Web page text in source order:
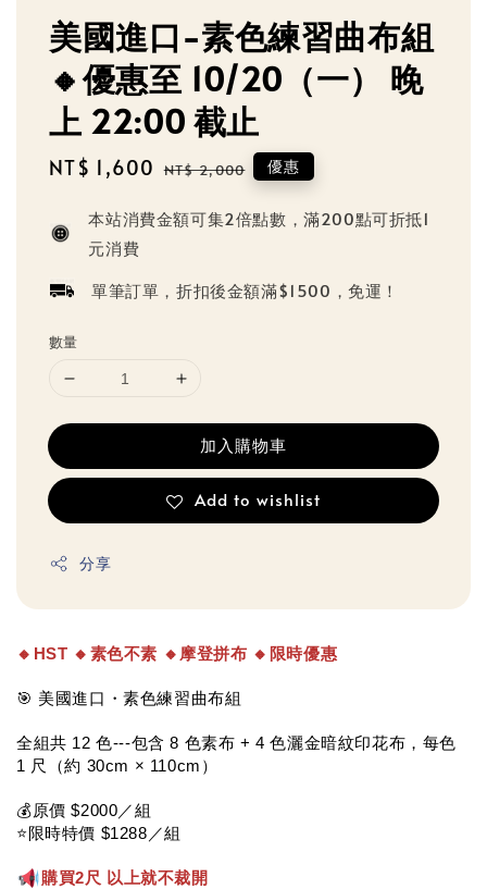
美國進口-素色練習曲布組
🔸優惠至 10/20（一） 晚
上 22:00 截止
Sale
NT$ 1,600 Regular
NT$ 2,000 優惠
本站消費金額可集2倍點數，滿200點可折抵1
元消費
單筆訂單，折扣後金額滿$1500，免運！
數量
加入購物車
Add to wishlist
分享
🔸 HST 🔸 素色不素 🔸 摩登拼布 🔸 限時優惠
🎯 美國進口・素色練習曲布組
全組共 12 色---包含 8 色素布 + 4 色灑金暗紋印花布，每色
1 尺（約 30cm × 110cm）
💰原價 $2000／組
⭐️限時特價 $1288／組
購買2尺 以上就不裁開